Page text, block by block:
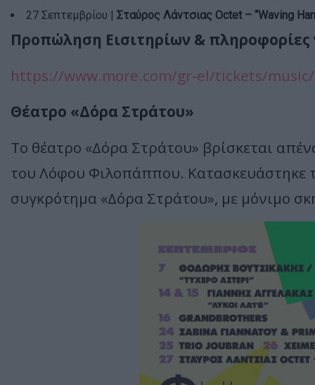
27 Σεπτεμβρίου | Σταύρος Λάντσιας Octet – “Waving
Προπώληση Εισιτηρίων & πληροφορίες
https://www.more.com/gr-el/tickets/
Θέατρο «Δόρα Στράτου»
Το θέατρο «Δόρα Στράτου» βρίσκεται
του Λόφου Φιλοπάππου. Κατασκευάστηκε
συγκρότημα «Δόρα Στράτου», με μόνιμο